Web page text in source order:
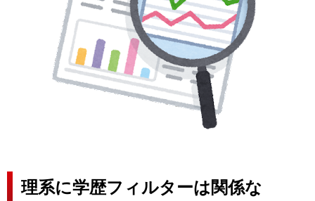
理系に学歴フィルターは関係な